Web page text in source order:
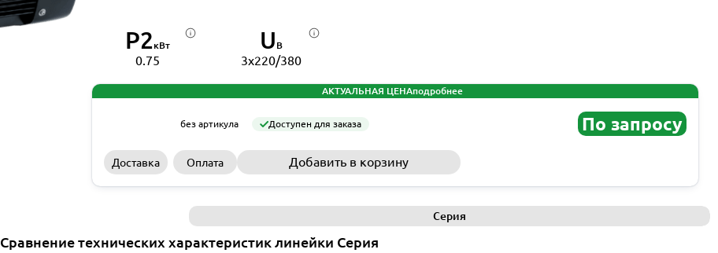
P2кВт
0.75
U В
3x220/380
АКТУАЛЬНАЯ ЦЕНАподробнее
без артикула Доступен для заказа По запросу
Доставка Оплата Добавить в корзину
Серия
Сравнение технических характеристик линейки Серия